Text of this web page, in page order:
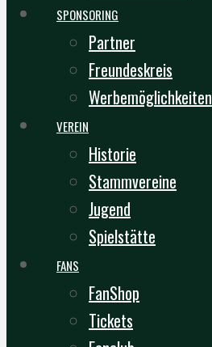
SPONSORING
Partner
Freundeskreis
Werbemöglichkeiten
VEREIN
Historie
Stammvereine
Jugend
Spielstätte
FANS
FanShop
Tickets